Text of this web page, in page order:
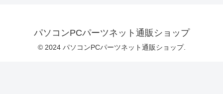
パソコンPCパーツネット通販ショップ
© 2024 パソコンPCパーツネット通販ショップ.